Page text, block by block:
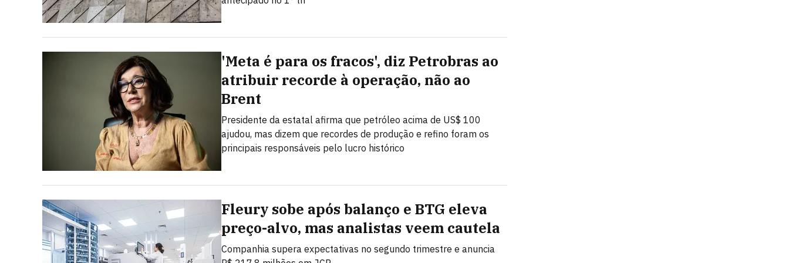
'Meta é para os fracos', diz Petrobras ao
atribuir recorde à operação, não ao
Brent
Presidente da estatal afirma que petróleo acima de US$ 100
ajudou, mas dizem que recordes de produção e refino foram os
principais responsáveis pelo lucro histórico
Fleury sobe após balanço e BTG eleva
preço-alvo, mas analistas veem cautela
Companhia supera expectativas no segundo trimestre e anuncia